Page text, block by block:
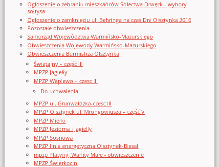
Ogłoszenie o zebraniu mieszkańców Sołectwa Drwęck - wybory
sołtysa
Ogłoszenie o zamknięciu ul. Behringa na czas Dni Olsztynka 2016
Pozostałe obwieszczenia
Samorząd Województwa Warmińsko-Mazurskiego
Obwieszczenia Wojewody Warmińsko-Mazurskiego
Obwieszczenia Burmistrza Olsztynka
Świętajny – część III
MPZP Jagiełły
MPZP Waplewo – czesc III
Do uchwalenia
MPZP ul. Grunwaldzka-czesc III
MPZP Olsztynek ul. Mrongowiusza – część V
MPZP Mierki
MPZP Jeziorna i Jagielly
MPZP Sosnowa
MPZP linia energetyczna Olsztynek-Biesal
mpzp Platyny, Warlity Małe - obwieszczenie
MPZP Świerkocin